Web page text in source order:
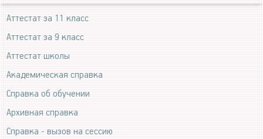
Аттестат за 11 класс
Аттестат за 9 класс
Аттестат школы
Академическая справка
Справка об обучении
Архивная справка
Справка - вызов на сессию